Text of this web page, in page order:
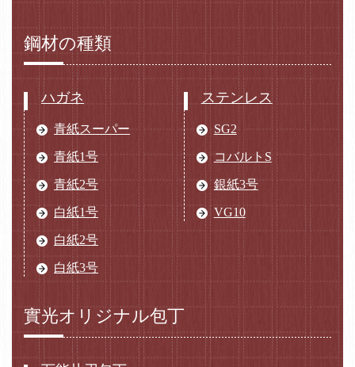
鋼材の種類
ハガネ
青紙スーパー
青紙1号
青紙2号
白紙1号
白紙2号
白紙3号
ステンレス
SG2
コバルトS
銀紙3号
VG10
實光オリジナル包丁